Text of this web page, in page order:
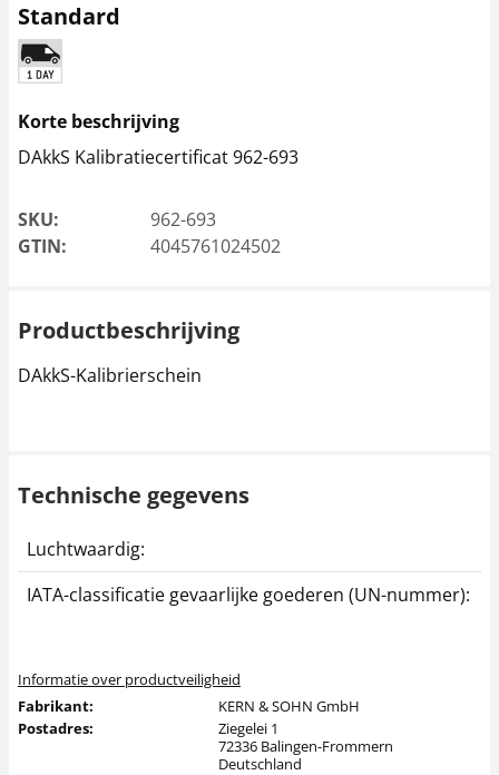
Standard
Korte beschrijving
DAkkS Kalibratiecertificat 962-693
SKU:
962-693
GTIN:
4045761024502
Productbeschrijving
DAkkS-Kalibrierschein
Technische gegevens
Luchtwaardig:
IATA-classificatie gevaarlijke goederen (UN-nummer):
Informatie over productveiligheid
Fabrikant:
KERN & SOHN GmbH
Postadres:
Ziegelei 1
72336 Balingen-Frommern
Deutschland